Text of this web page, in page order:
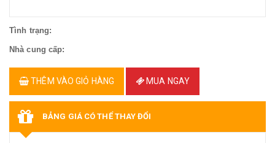
Tình trạng:
Nhà cung cấp:
THÊM VÀO GIỎ HÀNG MUA NGAY
BẢNG GIÁ CÓ THỂ THAY ĐỔI